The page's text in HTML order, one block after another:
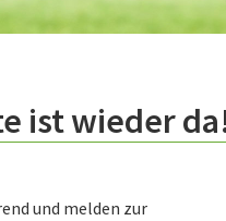
ist wieder
und melden zur